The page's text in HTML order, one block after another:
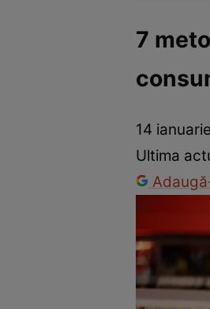
Prevenție și tratamentRemedii
7
14
Ultima